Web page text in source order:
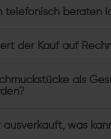
telefonisch beraten
der Kauf auf
als
ausverkauft, was